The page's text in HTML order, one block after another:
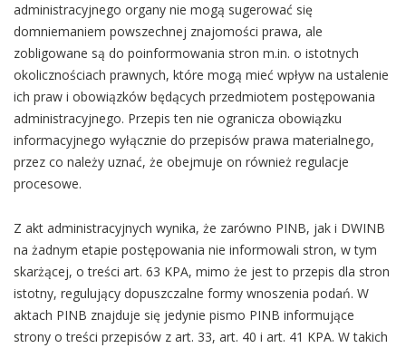
administracyjnego organy nie mogą sugerować się
domniemaniem powszechnej znajomości prawa, ale
zobligowane są do poinformowania stron m.in. o istotnych
okolicznościach prawnych, które mogą mieć wpływ na ustalenie
ich praw i obowiązków będących przedmiotem postępowania
administracyjnego. Przepis ten nie ogranicza obowiązku
informacyjnego wyłącznie do przepisów prawa materialnego,
przez co należy uznać, że obejmuje on również regulacje
procesowe.
Z akt administracyjnych wynika, że zarówno PINB, jak i DWINB
na żadnym etapie postępowania nie informowali stron, w tym
skarżącej, o treści art. 63 KPA, mimo że jest to przepis dla stron
istotny, regulujący dopuszczalne formy wnoszenia podań. W
aktach PINB znajduje się jedynie pismo PINB informujące
strony o treści przepisów z art. 33, art. 40 i art. 41 KPA. W takich